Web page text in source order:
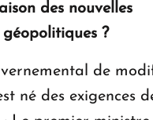
des nouvelles
géopolitiques ?
de
né des exigences